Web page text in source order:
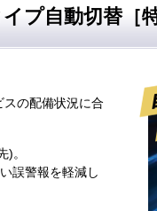
プ自動切替［
の配備状況に合
。
誤警報を軽減し